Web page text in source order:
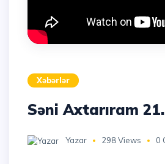
Xəbərlər
Səni Axtarıram
Yazar 298 Views 0